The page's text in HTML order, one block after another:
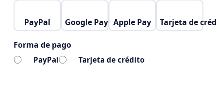
PayPal Google Pay Apple Pay Tarjeta de
Forma de pago
PayPal Tarjeta de crédito